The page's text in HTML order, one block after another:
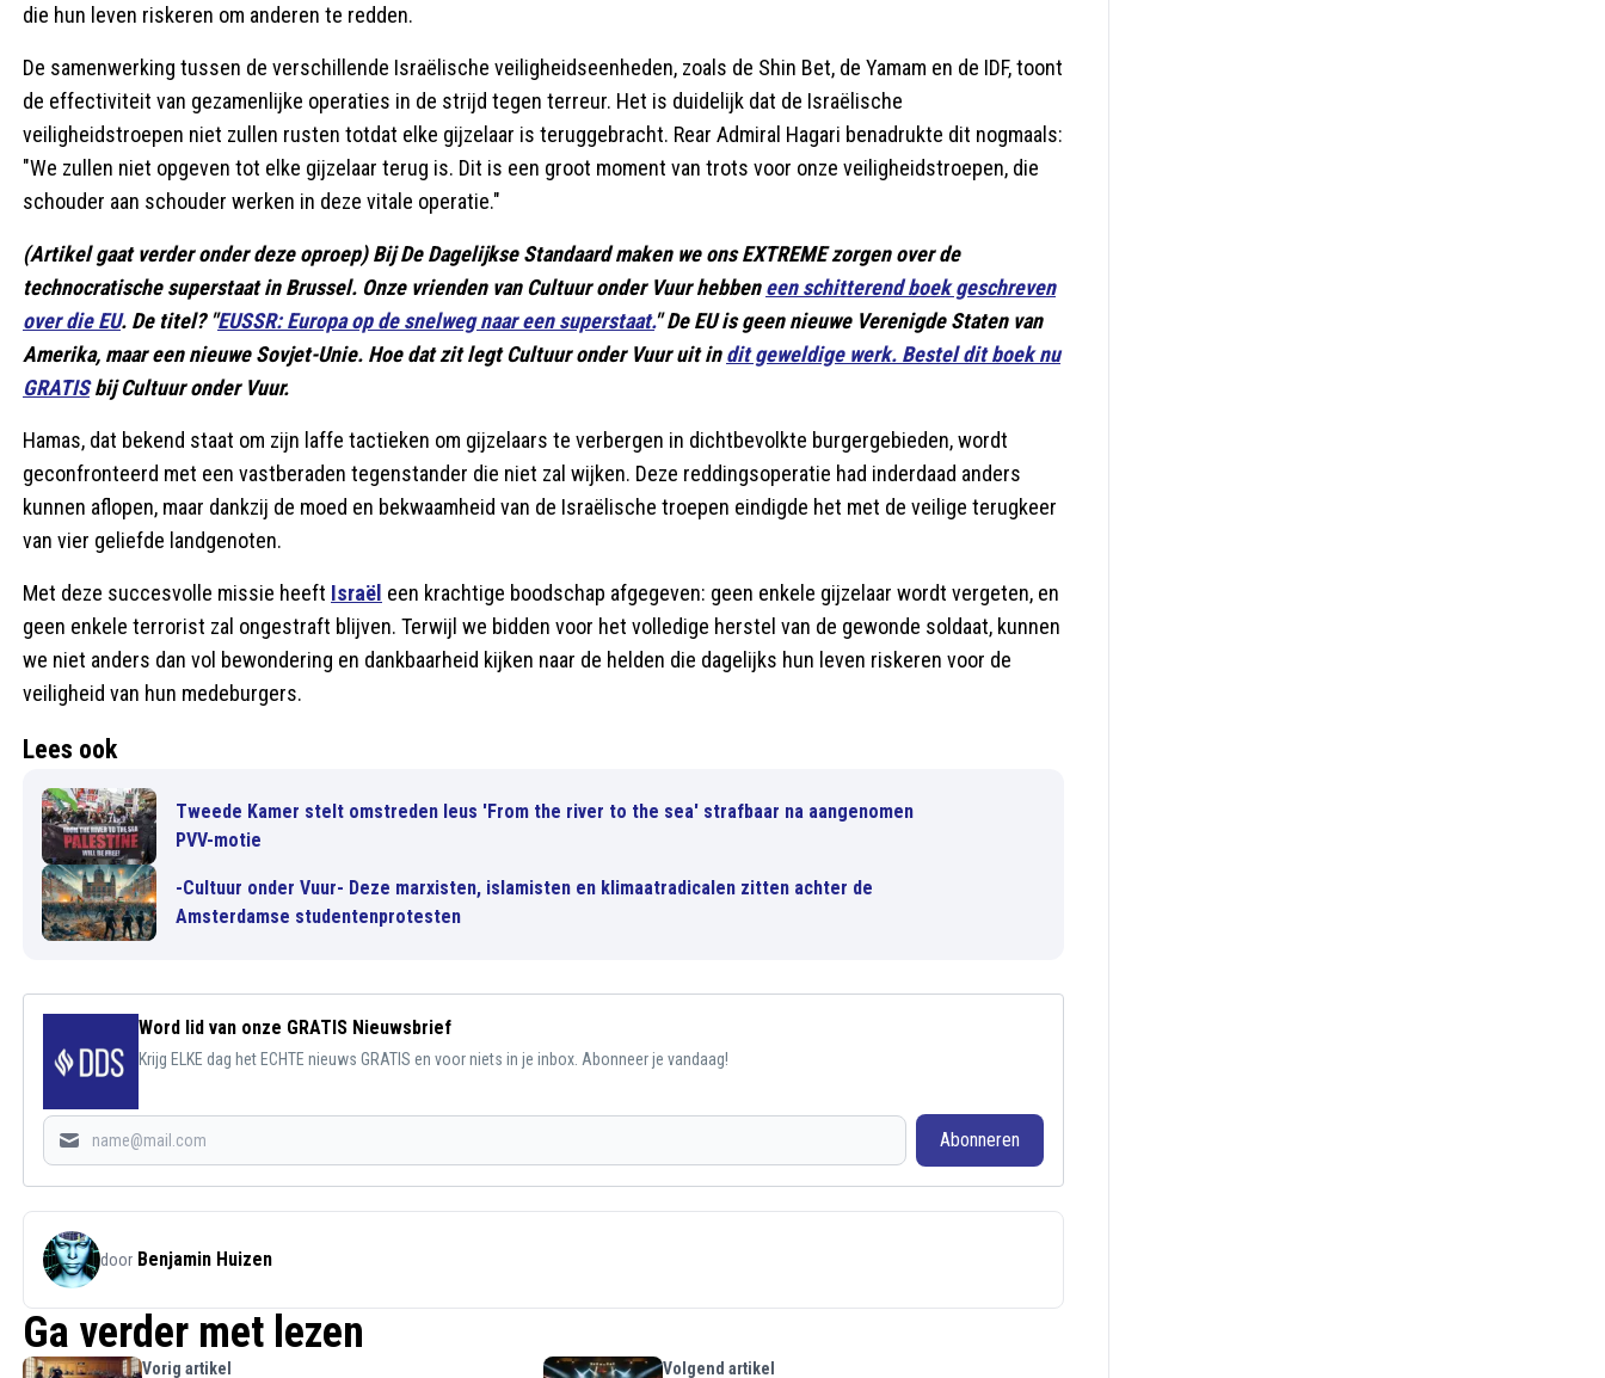
die hun leven riskeren om anderen te redden.
De samenwerking tussen de verschillende Israëlische veiligheidseenheden, zoals de Shin Bet, de Yamam en de IDF, toont
de effectiviteit van gezamenlijke operaties in de strijd tegen terreur. Het is duidelijk dat de Israëlische
veiligheidstroepen niet zullen rusten totdat elke gijzelaar is teruggebracht. Rear Admiral Hagari benadrukte dit nogmaals:
"We zullen niet opgeven tot elke gijzelaar terug is. Dit is een groot moment van trots voor onze veiligheidstroepen, die
schouder aan schouder werken in deze vitale operatie."
(Artikel gaat verder onder deze oproep) Bij De Dagelijkse Standaard maken we ons EXTREME zorgen over de
technocratische superstaat in Brussel. Onze vrienden van Cultuur onder Vuur hebbeneen schitterend boek geschreven
over die EU. De titel? "EUSSR: Europa op de snelweg naar een superstaat." De EU is geen nieuwe Verenigde Staten van
Amerika, maar een nieuwe Sovjet-Unie. Hoe dat zit legt Cultuur onder Vuur uit indit geweldige werk. Bestel dit boek nu
GRATISbij Cultuur onder Vuur.
Hamas, dat bekend staat om zijn laffe tactieken om gijzelaars te verbergen in dichtbevolkte burgergebieden, wordt
geconfronteerd met een vastberaden tegenstander die niet zal wijken. Deze reddingsoperatie had inderdaad anders
kunnen aflopen, maar dankzij de moed en bekwaamheid van de Israëlische troepen eindigde het met de veilige terugkeer
van vier geliefde landgenoten.
Met deze succesvolle missie heeft Israël een krachtige boodschap afgegeven: geen enkele gijzelaar wordt vergeten, en
geen enkele terrorist zal ongestraft blijven. Terwijl we bidden voor het volledige herstel van de gewonde soldaat, kunnen
we niet anders dan vol bewondering en dankbaarheid kijken naar de helden die dagelijks hun leven riskeren voor de
veiligheid van hun medeburgers.
Lees ook
Tweede Kamer stelt omstreden leus 'From the river to the sea' strafbaar na aangenomen
PVV-motie
-Cultuur onder Vuur- Deze marxisten, islamisten en klimaatradicalen zitten achter de
Amsterdamse studentenprotesten
Word lid van onze GRATIS Nieuwsbrief
Krijg ELKE dag het ECHTE nieuws GRATIS en voor niets in je inbox. Abonneer je vandaag!
Abonneren
door Benjamin Huizen
Ga verder met lezen
Vorig artikel Volgend artikel